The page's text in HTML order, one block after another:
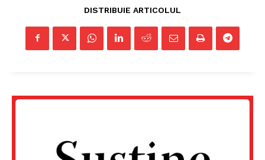
DISTRIBUIE ARTICOLUL